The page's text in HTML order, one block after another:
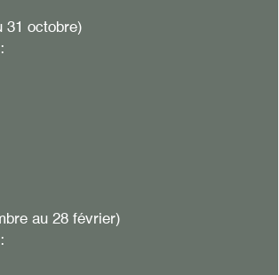
31 octobre)
au 28 février)